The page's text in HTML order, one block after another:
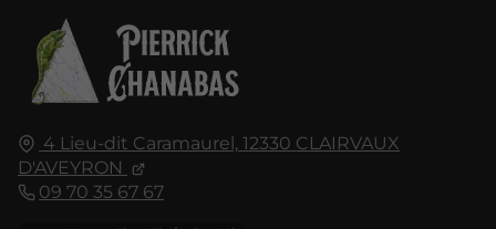
4 Lieu-dit Caramaurel, 12330 CLAIRVAUX
D'AVEYRON
09 70 35 67 67